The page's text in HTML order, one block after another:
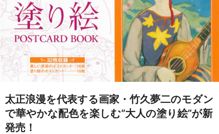
太正浪漫を代表する画家・竹久夢二のモダン
で華やかな配色を楽しむ”大人の塗り絵”が新
発売！